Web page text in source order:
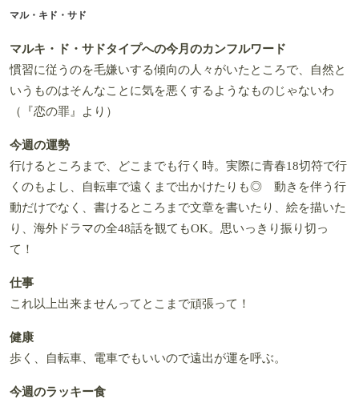
マル・キド・サド
マルキ・ド・サドタイプへの今月のカンフルワード
慣習に従うのを毛嫌いする傾向の人々がいたところで、自然と
いうものはそんなことに気を悪くするようなものじゃないわ
（『恋の罪』より）
今週の運勢
行けるところまで、どこまでも行く時。実際に青春18切符で行
くのもよし、自転車で遠くまで出かけたりも◎ 動きを伴う行
動だけでなく、書けるところまで文章を書いたり、絵を描いた
り、海外ドラマの全48話を観てもOK。思いっきり振り切っ
て！
仕事
これ以上出来ませんってとこまで頑張って！
健康
歩く、自転車、電車でもいいので遠出が運を呼ぶ。
今週のラッキー食